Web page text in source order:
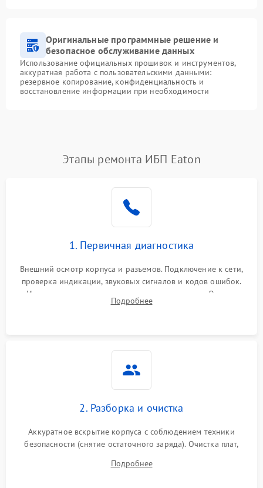
Оригинальные программные решение и
безопасное обслуживание данных
Использование официальных прошивок и инструментов,
аккуратная работа с пользовательскими данными:
резервное копирование, конфиденциальность и
восстановление информации при необходимости
Этапы ремонта ИБП Eaton
1. Первичная диагностика
Внешний осмотр корпуса и разъемов. Подключение к сети,
проверка индикации, звуковых сигналов и кодов ошибок.
Измерение входного и выходного напряжения. Оценка
реакции ИБП на отключение основного питания без
Подробнее
2. Разборка и очистка
Аккуратное вскрытие корпуса с соблюдением техники
безопасности (снятие остаточного заряда). Очистка плат,
и кистей для предотвращения перегрева и замыканий.
Подробнее